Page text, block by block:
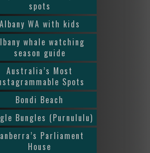
spots
Albany WA with kids
whale watching
season guide
Australia’s Most
Spots
Bondi Beach
Bungles (Purnululu)
Parliament
House